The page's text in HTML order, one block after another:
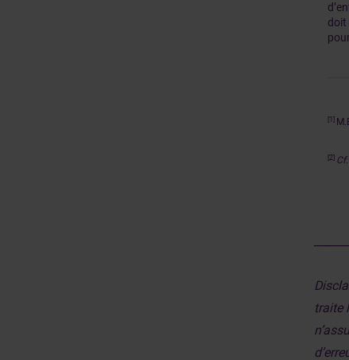
doit
[1]
[2] Cf
traite